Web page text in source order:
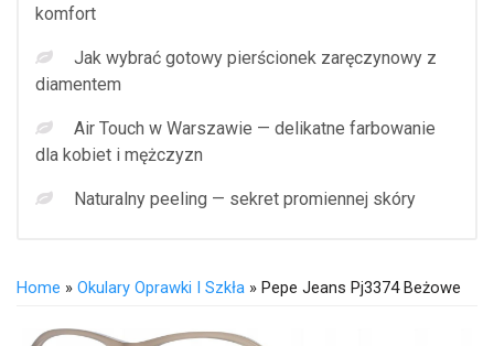
komfort
Jak wybrać gotowy pierścionek zaręczynowy z
diamentem
Air Touch w Warszawie — delikatne farbowanie
dla kobiet i mężczyzn
Naturalny peeling — sekret promiennej skóry
Home » Okulary Oprawki I Szkła » Pepe Jeans Pj3374 Beżowe